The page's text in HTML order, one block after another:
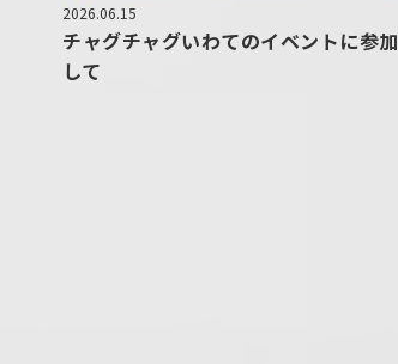
2026.06.15
チャグチャグいわてのイベントに参加
して